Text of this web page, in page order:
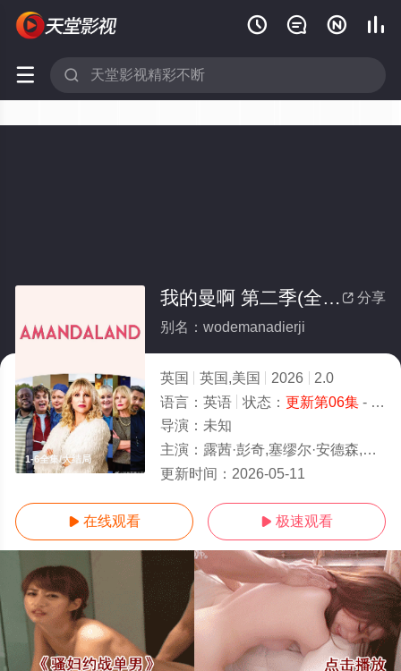
   
 
1-6全集/大结局
 分享
我的曼啊 第二季(全集)
别名：wodemanadierji
英国 英国,美国 2026
2.0
语言： 英语 状态： 更新第06集- 免费在线观看
导演： 未知
主演： 露茜·彭奇,塞缪尔·安德森,罗森达·桑德尔,希沃恩·麦克
更新时间： 2026-05-11
 在线观看  极速观看